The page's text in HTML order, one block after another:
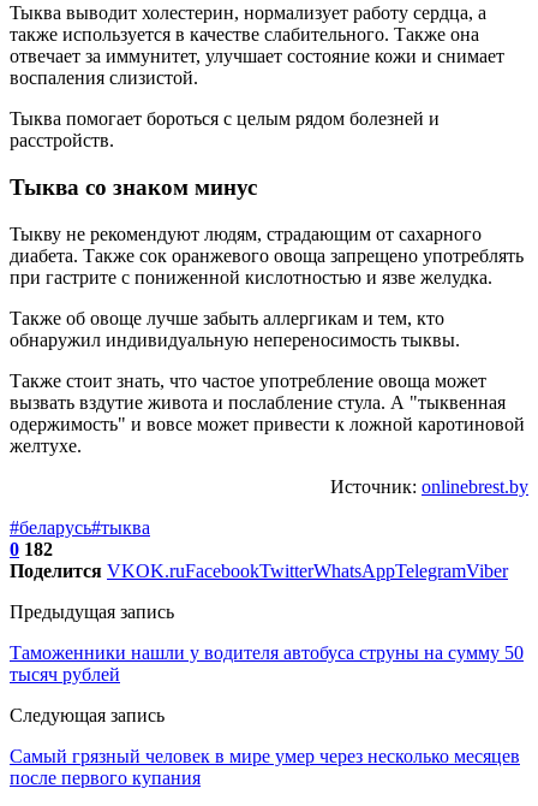
Тыква выводит холестерин, нормализует работу сердца, а
также используется в качестве слабительного. Также она
отвечает за иммунитет, улучшает состояние кожи и снимает
воспаления слизистой.
Тыква помогает бороться с целым рядом болезней и
расстройств.
Тыква со знаком минус
Тыкву не рекомендуют людям, страдающим от сахарного
диабета. Также сок оранжевого овоща запрещено употреблять
при гастрите с пониженной кислотностью и язве желудка.
Также об овоще лучше забыть аллергикам и тем, кто
обнаружил индивидуальную непереносимость тыквы.
Также стоит знать, что частое употребление овоща может
вызвать вздутие живота и послабление стула. А "тыквенная
одержимость" и вовсе может привести к ложной каротиновой
желтухе.
Источник: onlinebrest.by
#беларусь#тыква
0 182
Поделится VKOK.ruFacebookTwitterWhatsAppTelegramViber
Предыдущая запись
Таможенники нашли у водителя автобуса струны на сумму 50
тысяч рублей
Следующая запись
Самый грязный человек в мире умер через несколько месяцев
после первого купания